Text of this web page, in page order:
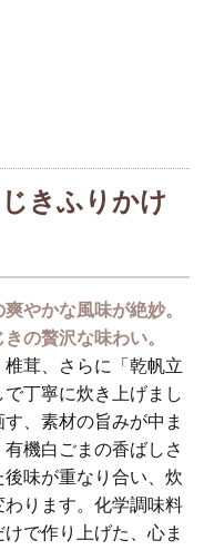
きふりかけ
やかな風味が絶妙。
の贅沢な味わい。
茸、さらに「乾帆立
丁寧に炊き上げまし
、素材の旨みが中ま
機白ごまの香ばしさ
味が重なり合い、炊
ります。化学調味料
で作り上げた、心ま